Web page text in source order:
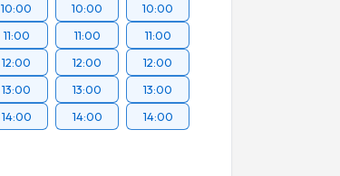
10:00
11:00
12:00
13:00
14:00
10:00
11:00
12:00
13:00
14:00
10:00
11:00
12:00
13:00
14:00